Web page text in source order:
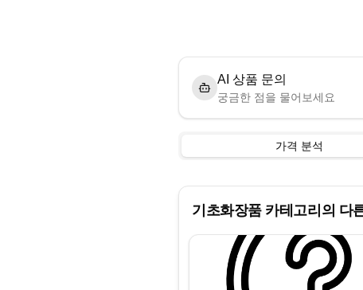
AI 상품 문의
궁금한 점을 물어보세요
가격 분석
기초화장품카테고리의 다